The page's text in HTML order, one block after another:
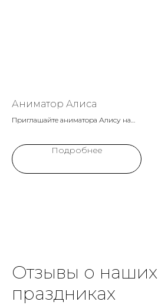
Аниматор Алиса
Приглашайте аниматора Алису на
любопытная Алиса проведет
маленьких гостей через
захватывающие приключения и
Подробнее
Отзывы о наших
праздниках